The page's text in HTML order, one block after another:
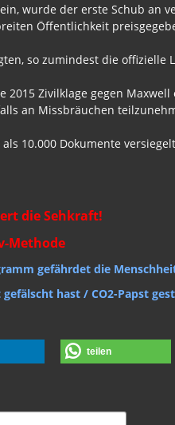
wurde der erste Schub an
Öffentlichkeit
so zumindest die offizielle
Zivilklage gegen
an Missbräuchen
10.000 Dokumente
die Sehkraft!
Methode
gefährdet die Menschheit
hast / CO2-Papst
teilen